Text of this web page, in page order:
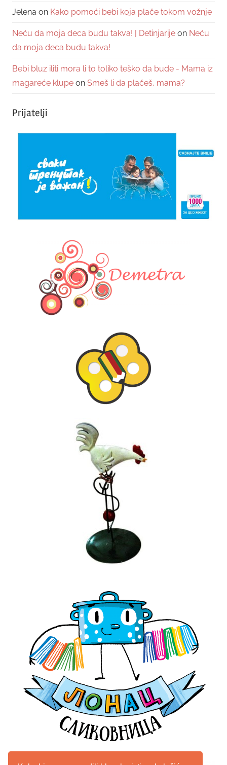
Jelena on Kako pomoći bebi koja plače tokom vožnje
Neću da moja deca budu takva! | Detinjarije on Neću
da moja deca budu takva!
Bebi bluz iliti mora li to toliko teško da bude - Mama iz
magareće klupe on Smeš li da plačeš, mama?
Prijatelji